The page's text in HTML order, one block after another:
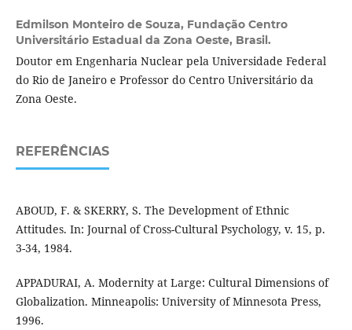
Edmilson Monteiro de Souza, Fundação Centro
Universitário Estadual da Zona Oeste, Brasil.
Doutor em Engenharia Nuclear pela Universidade Federal
do Rio de Janeiro e Professor do Centro Universitário da
Zona Oeste.
REFERÊNCIAS
ABOUD, F. & SKERRY, S. The Development of Ethnic
Attitudes. In: Journal of Cross-Cultural Psychology, v. 15, p.
3-34, 1984.
APPADURAI, A. Modernity at Large: Cultural Dimensions of
Globalization. Minneapolis: University of Minnesota Press,
1996.